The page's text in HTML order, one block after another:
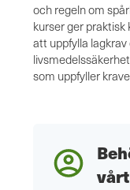
och regeln om
kurser ger
att uppfylla
som uppfyller